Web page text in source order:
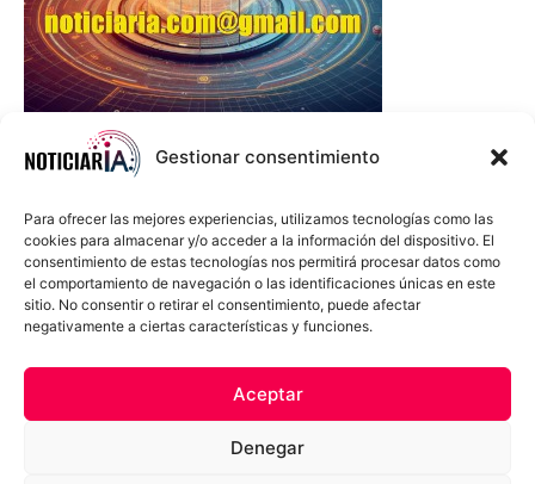
Gestionar consentimiento
Para ofrecer las mejores experiencias, utilizamos tecnologías como las
cookies para almacenar y/o acceder a la información del dispositivo. El
consentimiento de estas tecnologías nos permitirá procesar datos como
el comportamiento de navegación o las identificaciones únicas en este
sitio. No consentir o retirar el consentimiento, puede afectar
negativamente a ciertas características y funciones.
Aceptar
Denegar
Política de cookies
Términos y Condiciones
Aviso Sobre el Uso de IA
Compromiso Ético con la IA
Propiedad Intelectual